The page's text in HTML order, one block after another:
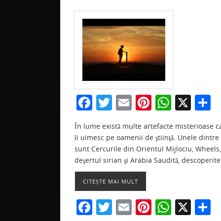
F
c
e
b
o
o
k
T
w
itt
er
E
m
ai
l
Pi
nt
er
e
st
W
at
s
A
p
X
a
În lume există multe artefacte misterioase
îi uimesc pe oamenii de ştiinţă. Unele dintre
sunt Cercurile din Orientul Mijlociu,
deşertul sirian şi Arabia Saudită,
CITEȘTE MAI MULT
F T E Pi W X